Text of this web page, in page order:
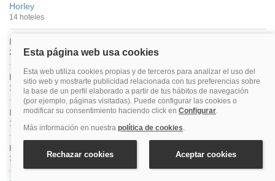
Horley
14 hoteles
Hornchurch
2 hoteles
Hounslow
10 hoteles
Ilford
17 hoteles
Kingston Upon Thames
7 hoteles